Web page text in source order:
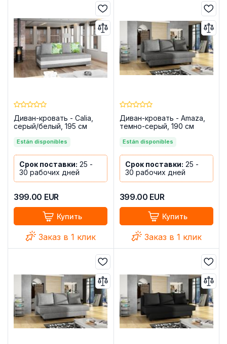
Диван-кровать - Calia,
серый/белый, 195 см
Están disponibles
Срок поставки: 25 -
30 рабочих дней
399.00 EUR
Купить
Заказ в 1 клик
Диван-кровать - Amaza,
темно-серый, 190 см
Están disponibles
Срок поставки: 25 -
30 рабочих дней
399.00 EUR
Купить
Заказ в 1 клик